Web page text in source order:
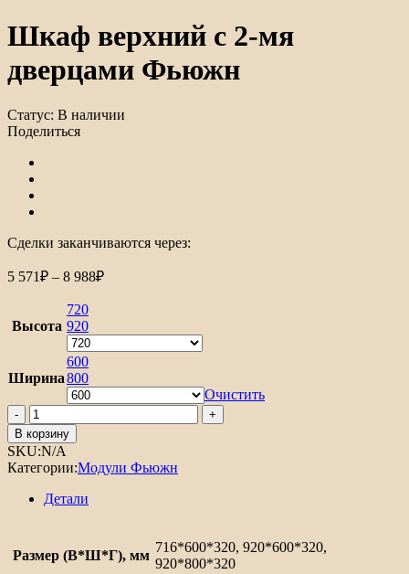
Шкаф верхний с 2-мя
дверцами Фьюжн
Статус: В наличии
Поделиться
Сделки заканчиваются через:
5 571₽ – 8 988₽Диапазон
Высота
720
920
Ширина
600
800
Очистить
Количество
товара
Шкаф
верхний
с
2-
В корзину
SKU:N/A
Категории:Модули Фьюжн
Детали
Размер (В*Ш*Г), мм
716*600*320, 920*600*320,
920*800*320